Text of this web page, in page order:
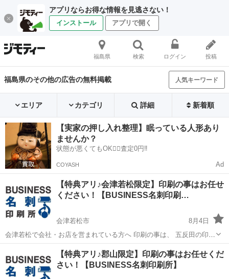
アプリならお得な情報を見逃さない！
インストール アプリで開く
福島県 検索 ログイン 投稿
福島県のその他の広告の無料掲載 人気キーワード
エリア カテゴリ 詳細 新着順
【実家の押し入れ整理】眠っている人形あり
ませんか？
状態が悪くてもOK🙆‍♀️査定0円‼️
COYASH Ad
【特典アリ♪会津若松限定】印刷の事はお任せ
ください！【BUSINESS名刺印刷…
会津若松市
8月4日
会津若松で会社・お店を営まれている方へ 印刷の事は、 五反田の印刷
屋【BUSINESS名刺印刷所】にお任せください！ 個人事業主様、新規
開業の代表者様 大歓迎！ 名刺・ショップカード・ポイントカー
ド、、、 ...
会津若松市 その他 名刺
【特典アリ♪郡山限定】印刷の事はお任せくだ
さい！【BUSINESS名刺印刷所】